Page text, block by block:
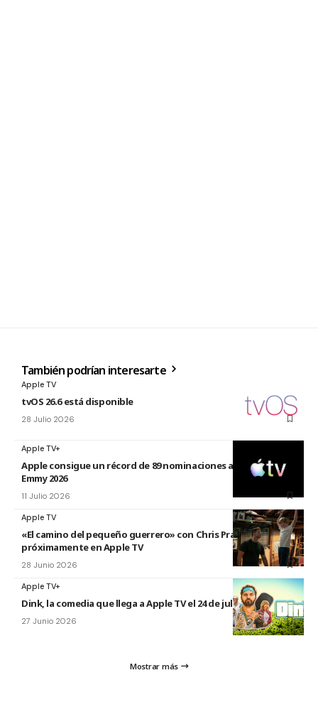
También podrían interesarte
Apple TV
tvOS 26.6 está disponible
28 Julio 2026
Apple TV+
Apple consigue un récord de 89 nominaciones a los premios
Emmy 2026
11 Julio 2026
Apple TV
«El camino del pequeño guerrero» con Chris Pratt
próximamente en Apple TV
28 Junio 2026
Apple TV+
Dink, la comedia que llega a Apple TV el 24 de julio
27 Junio 2026
Mostrar más